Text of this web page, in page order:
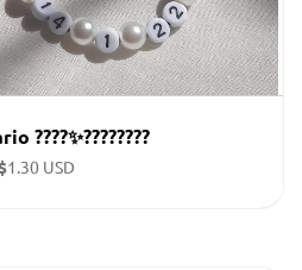
????✨????????
1.30 USD